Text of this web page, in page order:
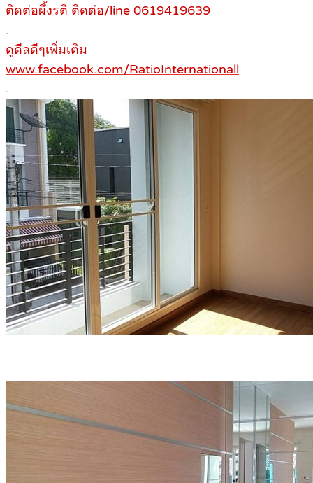
ติดต่อผึ้งรติ ติดต่อ/line 0619419639
.
ดูดีลดีๆเพิ่มเติม
www.facebook.com/RatioInternationall
.